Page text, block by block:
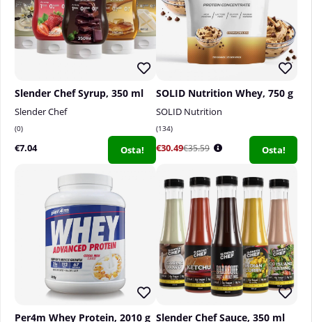
Slender Chef Syrup, 350 ml
Slender Chef
0
€7.04 Osta!
SOLID Nutrition Whey, 750 g
SOLID Nutrition
134
€30.49€35.59 Osta!
Per4m Whey Protein, 2010 g Slender Chef Sauce, 350 ml